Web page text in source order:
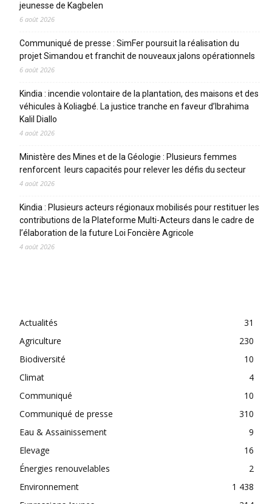
jeunesse de Kagbelen
6 août 2026
Communiqué de presse : SimFer poursuit la réalisation du
projet Simandou et franchit de nouveaux jalons opérationnels
6 août 2026
Kindia : incendie volontaire de la plantation, des maisons et des
véhicules à Koliagbé. La justice tranche en faveur d’Ibrahima
Kalil Diallo
4 août 2026
Ministère des Mines et de la Géologie : Plusieurs femmes
renforcent leurs capacités pour relever les défis du secteur
4 août 2026
Kindia : Plusieurs acteurs régionaux mobilisés pour restituer les
contributions de la Plateforme Multi-Acteurs dans le cadre de
l’élaboration de la future Loi Foncière Agricole
4 août 2026
Actualités
31
Agriculture
230
Biodiversité
10
Climat
4
Communiqué
10
Communiqué de presse
310
Eau & Assainissement
9
Elevage
16
Énergies renouvelables
2
Environnement
1 438